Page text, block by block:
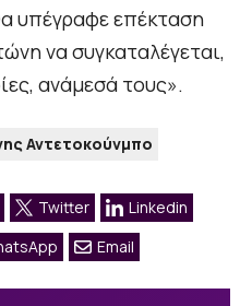
υπέγραφε επέκταση
να συγκαταλέγεται,
ανάμεσά τους».
Αντετοκούνμπο
Twitter
Linkedin
Email